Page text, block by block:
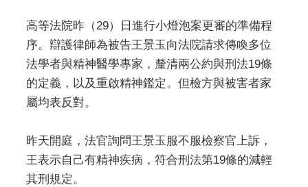
高等法院昨（29）日進行小燈泡案更審的準備程
序。辯護律師為被告王景玉向法院請求傳喚多位
法學者與精神醫學專家，釐清兩公約與刑法19條
的定義，以及重啟精神鑑定。但檢方與被害者家
屬均表反對。
昨天開庭，法官詢問王景玉服不服檢察官上訴，
王表示自己有精神疾病，符合刑法第19條的減輕
其刑規定。